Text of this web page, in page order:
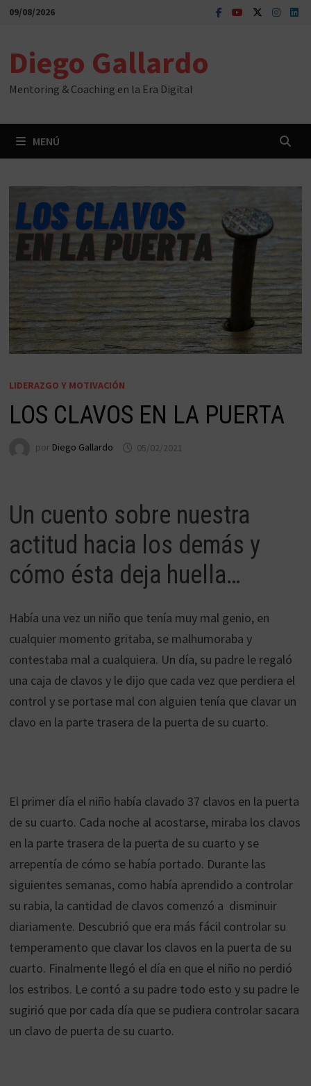
Saltar
09/08/2026
Diego Gallardo
Mentoring & Coaching en la Era Digital
MENÚ
LIDERAZGO Y MOTIVACIÓN
LOS CLAVOS EN LA PUERTA
por Diego Gallardo 05/02/2021
Un cuento sobre nuestra
actitud hacia los demás y
cómo ésta deja huella…
Había una vez un niño que tenía muy mal genio, en
cualquier momento gritaba, se malhumoraba y
contestaba mal a cualquiera. Un día, su padre le regaló
una caja de clavos y le dijo que cada vez que perdiera el
control y se portase mal con alguien tenía que clavar un
clavo en la parte trasera de la puerta de su cuarto.
El primer día el niño había clavado 37 clavos en la puerta
de su cuarto. Cada noche al acostarse, miraba los clavos
en la parte trasera de la puerta de su cuarto y se
arrepentía de cómo se había portado. Durante las
siguientes semanas, como había aprendido a controlar
su rabia, la cantidad de clavos comenzó a disminuir
diariamente. Descubrió que era más fácil controlar su
temperamento que clavar los clavos en la puerta de su
cuarto. Finalmente llegó el día en que el niño no perdió
los estribos. Le contó a su padre todo esto y su padre le
sugirió que por cada día que se pudiera controlar sacara
un clavo de puerta de su cuarto.